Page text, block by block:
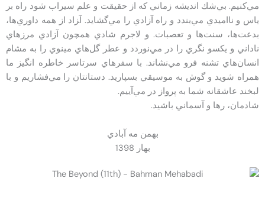
مي‌كنيم. بي‌شك انديشه زماني كه از حقيقت و علم سيراب شود راه بر
ياس و نااميدي مي‌بندد و راه آزادي را مي‌گشايد. آ‍زاد از همه داوري‌ها،
بدعت‌ها، سنت‌ها و تعصبات. و لاجرم شادي همچون آزادي مرزهاي
ناداني و يكسو نگري را در مي‌نوردد و عطر گل‌هاي مينوي را به مشام
انسان‌هاي تشنه فرو مي‌نشاند. با سفرهاي سرتاسر خاطره انگيز ما
همراه شويد و گوش به موسيقي بسپاريد. دستانتان را مي‌فشاريم و با
لبخند عاشقانه شما به پرواز در مي‌آييم.
شادمان، رها و آسماني باشيد.
بهمن مه آبادي
بهار 1398